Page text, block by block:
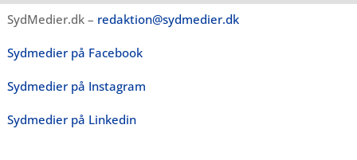
SydMedier.dk – redaktion@sydmedier.dk
Sydmedier på Facebook
Sydmedier på Instagram
Sydmedier på Linkedin